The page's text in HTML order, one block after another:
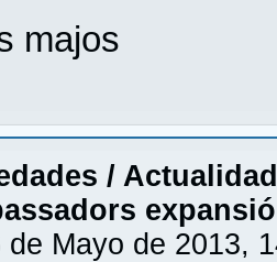
majos
/ Actualidad
de Mayo de 2013,